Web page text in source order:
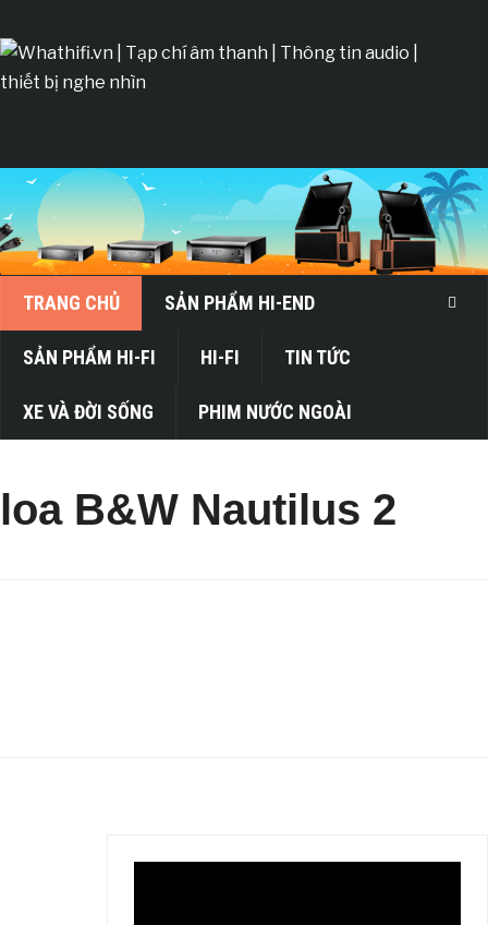
TRANG CHỦ SẢN PHẨM HI-END
SẢN PHẨM HI-FI HI-FI TIN TỨC
XE VÀ ĐỜI SỐNG PHIM NƯỚC NGOÀI
loa B&W Nautilus 2